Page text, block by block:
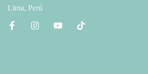
Lima, Perú